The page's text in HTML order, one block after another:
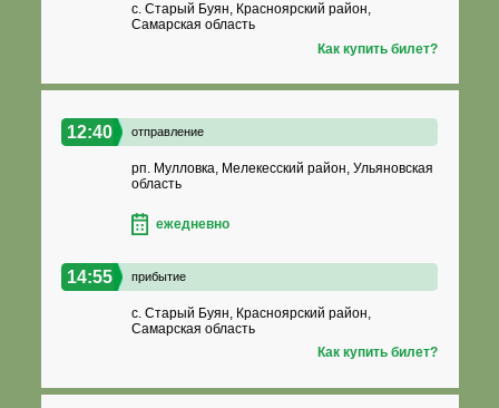
с. Старый Буян, Красноярский район,
Самарская область
Как купить билет?
12:40 отправление
рп. Мулловка, Мелекесский район, Ульяновская
область
ежедневно
14:55 прибытие
с. Старый Буян, Красноярский район,
Самарская область
Как купить билет?